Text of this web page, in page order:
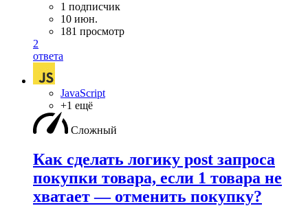
1 подписчик
10 июн.
181 просмотр
2
ответа
JavaScript
+1 ещё
Сложный
Как сделать логику post запроса
покупки товара, если 1 товара не
хватает — отменить покупку?